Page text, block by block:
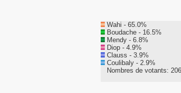
Wahi - 65.0%
Boudache - 16.5%
Mendy - 6.8%
Diop - 4.9%
Clauss - 3.9%
Coulibaly - 2.9%
Nombres de votants: 206